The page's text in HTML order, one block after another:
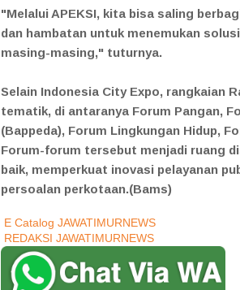
"Melalui APEKSI, kita bisa saling
dan hambatan untuk menemukan
masing-masing," tuturnya.
Selain Indonesia City Expo, rangkaian
tematik, di antaranya Forum Pangan,
(Bappeda), Forum Lingkungan Hidup,
Forum-forum tersebut menjadi ruang
baik, memperkuat inovasi pelayanan
persoalan perkotaan.(Bams)
E Catalog JAWATIMURNEWS
REDAKSI JAWATIMURNEWS